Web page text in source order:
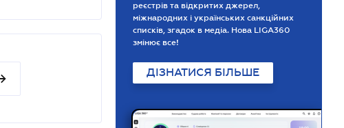
реєстрів та відкритих джерел,
міжнародних і українських санкційних
списків, згадок в медіа. Нова LIGA360
змінює все!
ДІЗНАТИСЯ БІЛЬШЕ